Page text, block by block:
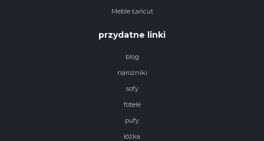
Meble Łańcut
przydatne linki
blog
narożniki
sofy
fotele
pufy
łóżka